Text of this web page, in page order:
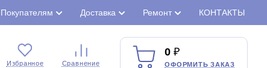
Покупателям Доставка Ремонт КОНТАКТЫ
Избранное Сравнение
0
ОФОРМИТЬ ЗАКАЗ